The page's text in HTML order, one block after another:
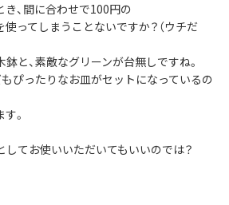
、間に合わせで100円の
ってしまうことないですか？（ウチだ
と、素敵なグリーンが台無しですね。
ぴったりなお皿がセットになっているの
。
てお使いいただいてもいいのでは？